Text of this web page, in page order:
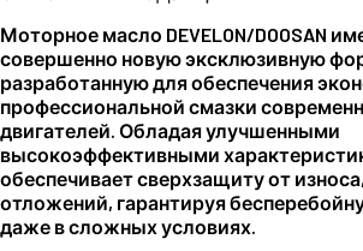
Моторное масло DEVELON/DOOSAN
совершенно новую эксклюзивную
разработанную для обеспечения
профессиональной смазки
двигателей. Обладая улучшенными
высокоэффективными
обеспечивает сверхзащиту от
отложений, гарантируя
даже в сложных условиях.